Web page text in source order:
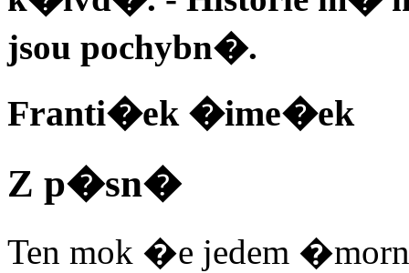
jsou pochybn�.
Franti�ek �ime�ek
Z p�sn�
Ten mok �e jedem